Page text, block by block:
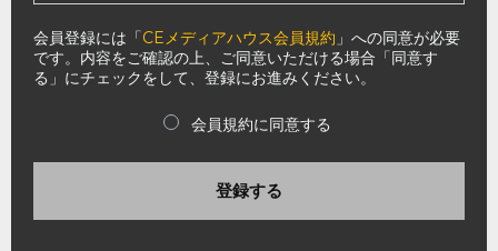
会員登録には「CEメディアハウス会員規約 」への同意が必要
です。内容をご確認の上、ご同意いただける場合「同意す
る」にチェックをして、登録にお進みください。
会員規約に同意する
登録する